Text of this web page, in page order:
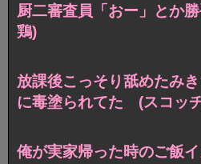
厨二審査員「おー」とか
鶏)
放課後こっそり舐めたみ
に毒塗られてた (スコッ
俺が実家帰った時のご飯